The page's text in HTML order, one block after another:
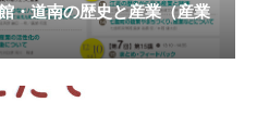
・道南の歴史と産業（産業